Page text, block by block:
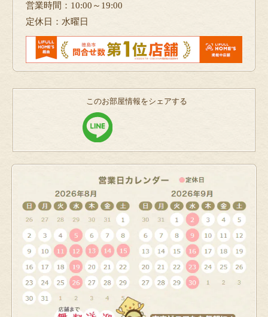
営業時間：10:00～19:00
定休日：水曜日
このお部屋情報をシェアする